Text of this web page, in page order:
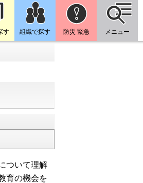
す 組織で探す 防災 緊急 メニュー
ついて理解
育の機会を